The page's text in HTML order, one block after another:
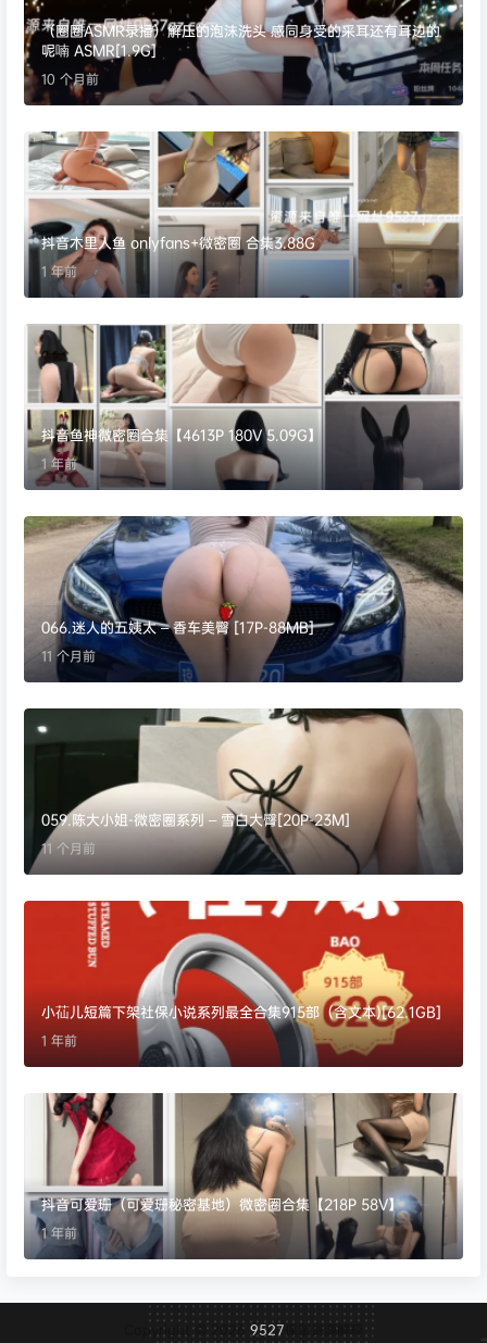
（圈圈ASMR录播）解压的泡沫洗头 感同身受的采耳还有耳边的
呢喃 ASMR[1.9G]
10 个月前
抖音木里人鱼 onlyfans+微密圈 合集3.88G
1 年前
抖音鱼神微密圈合集【4613P 180V 5.09G】
1 年前
066.迷人的五姨太 – 香车美臀 [17P-88MB]
11 个月前
059.陈大小姐-微密圈系列 – 雪白大臀[20P-23M]
11 个月前
小苮儿短篇下架社保小说系列最全合集915部（含文本)[62.1GB]
1 年前
抖音可爱珊（可爱珊秘密基地）微密圈合集【218P 58V】
1 年前
Copyright © 2026 9527 保留资源解释